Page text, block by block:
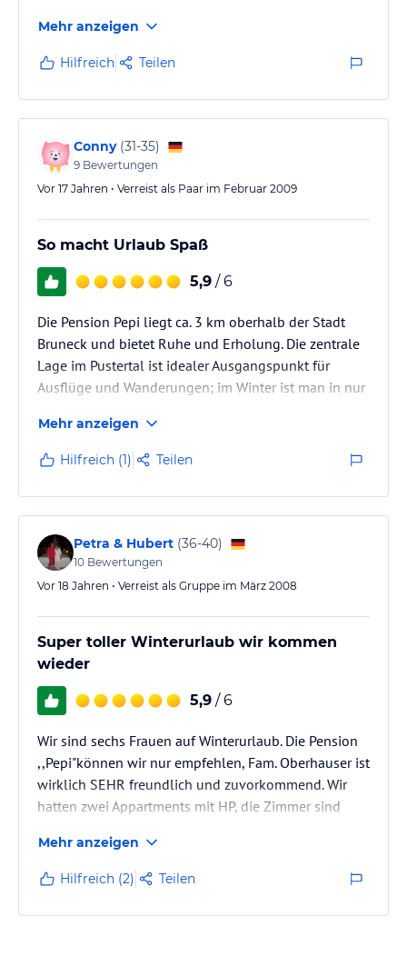
Mehr anzeigen
Hilfreich Teilen
Conny (31-35)
9 Bewertungen
Vor 17 Jahren • Verreist als Paar im Februar 2009
So macht Urlaub Spaß
5,9 / 6
Die Pension Pepi liegt ca. 3 km oberhalb der Stadt
Bruneck und bietet Ruhe und Erholung. Die zentrale
Lage im Pustertal ist idealer Ausgangspunkt für
Ausflüge und Wanderungen; im Winter ist man in nur
kostenlose Parkplätze vorhanden). In dem familiär
geführten Haus kann man sich einfach nur wohl
fühlen, zur Verfügung stehen Zimmer in der Pension
oder ganz neue, komfortable Appartements (mit
Fußbodenheizung im Bad etc.) im Anbau.
Ob für Fahrradfahrer oder Wintersportler…
Mehr anzeigen
Hilfreich (1) Teilen
Petra & Hubert (36-40)
10 Bewertungen
Vor 18 Jahren • Verreist als Gruppe im März 2008
Super toller Winterurlaub wir kommen
wieder
5,9 / 6
Wir sind sechs Frauen auf Winterurlaub. Die Pension
,,Pepi"können wir nur empfehlen, Fam. Oberhauser ist
wirklich SEHR freundlich und zuvorkommend. Wir
hatten zwei Appartments mit HP, die Zimmer sind
einem fairen Preis.
Wir kommen im nächsten Jahr wieder. Zu empfehlen
ist der Kronplatz mit seine netten Hütten.
Ebenso ist Bruneck einen Bummel wert.
Mehr anzeigen
Hilfreich (2) Teilen